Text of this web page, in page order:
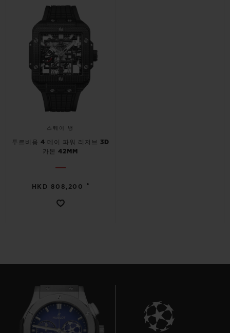
스퀘어 뱅
투르비용 4 데이 파워 리저브 3D
카본 42MM
HKD 808,200 •